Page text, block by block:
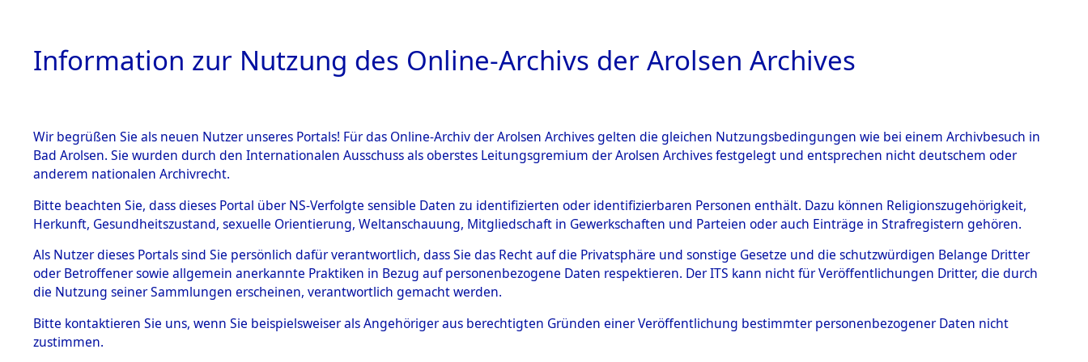
HOME BESTANDSBESCHREIBUNG ARCHIVALE ÜBERSICHT BILD
BESTÄNDE
Inhaftierungsdoku
mente
5. Verschiedenes
Todesmärsche
5.3.1 Alliierte
Auswertungen von Daten über unbekannte ausländische
Todesopfer und unbekannte Todesopfer aus
Konzentrationslagern und deren Grabstätten.→0003 (84608931)
→0215 (84608938)
Information zur Nutzung des Online-Archivs der Arolsen Archives
Wir begrüßen Sie als neuen Nutzer unseres Portals! Für das Online-Archiv der Arolsen Archives gelten die gleichen Nutzungsbedingungen wie bei einem Archivbesuch in
Bad Arolsen. Sie wurden durch den Internationalen Ausschuss als oberstes Leitungsgremium der Arolsen Archives festgelegt und entsprechen nicht deutschem oder
anderem nationalen Archivrecht.
Bitte beachten Sie, dass dieses Portal über NS-Verfolgte sensible Daten zu identifizierten oder identifizierbaren Personen enthält. Dazu können Religionszugehörigkeit,
Herkunft, Gesundheitszustand, sexuelle Orientierung, Weltanschauung, Mitgliedschaft in Gewerkschaften und Parteien oder auch Einträge in Strafregistern gehören.
Als Nutzer dieses Portals sind Sie persönlich dafür verantwortlich, dass Sie das Recht auf die Privatsphäre und sonstige Gesetze und die schutzwürdigen Belange Dritter
oder Betroffener sowie allgemein anerkannte Praktiken in Bezug auf personenbezogene Daten respektieren. Der ITS kann nicht für Veröffentlichungen Dritter, die durch
die Nutzung seiner Sammlungen erscheinen, verantwortlich gemacht werden.
Bitte kontaktieren Sie uns, wenn Sie beispielsweiser als Angehöriger aus berechtigten Gründen einer Veröffentlichung bestimmter personenbezogener Daten nicht
zustimmen.